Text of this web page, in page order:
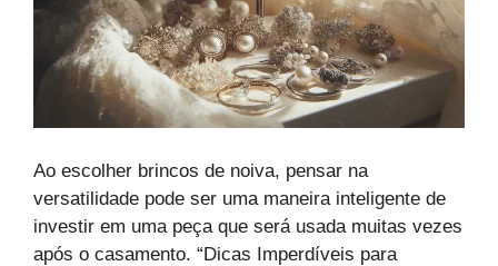
Ao escolher brincos de noiva, pensar na
versatilidade pode ser uma maneira inteligente de
investir em uma peça que será usada muitas vezes
após o casamento. “Dicas Imperdíveis para